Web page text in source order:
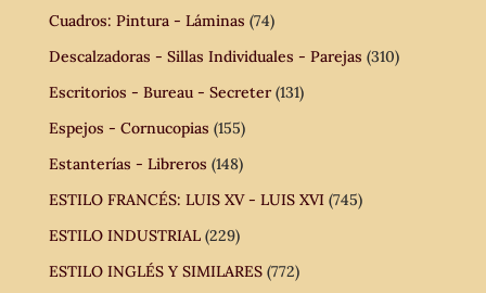
Cuadros: Pintura - Láminas (74)
Descalzadoras - Sillas Individuales - Parejas (310)
Escritorios - Bureau - Secreter (131)
Espejos - Cornucopias (155)
Estanterías - Libreros (148)
ESTILO FRANCÉS: LUIS XV - LUIS XVI (745)
ESTILO INDUSTRIAL (229)
ESTILO INGLÉS Y SIMILARES (772)